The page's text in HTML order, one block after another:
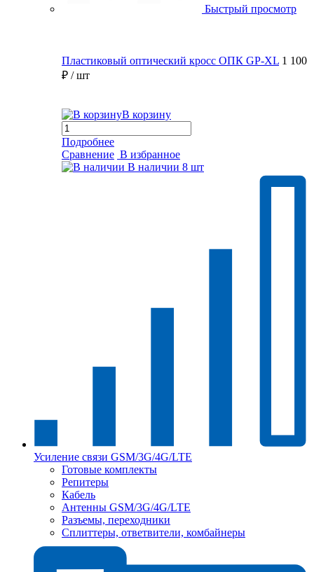
Быстрый просмотр
Пластиковый оптический кросс ОПК GP-XL 1 100
₽ / шт
В корзину
Подробнее
Сравнение В избранное
В наличии 8 шт
Усиление связи GSM/3G/4G/LTE
Готовые комплекты
Репитеры
Кабель
Антенны GSM/3G/4G/LTE
Разъемы, переходники
Сплиттеры, ответвители, комбайнеры